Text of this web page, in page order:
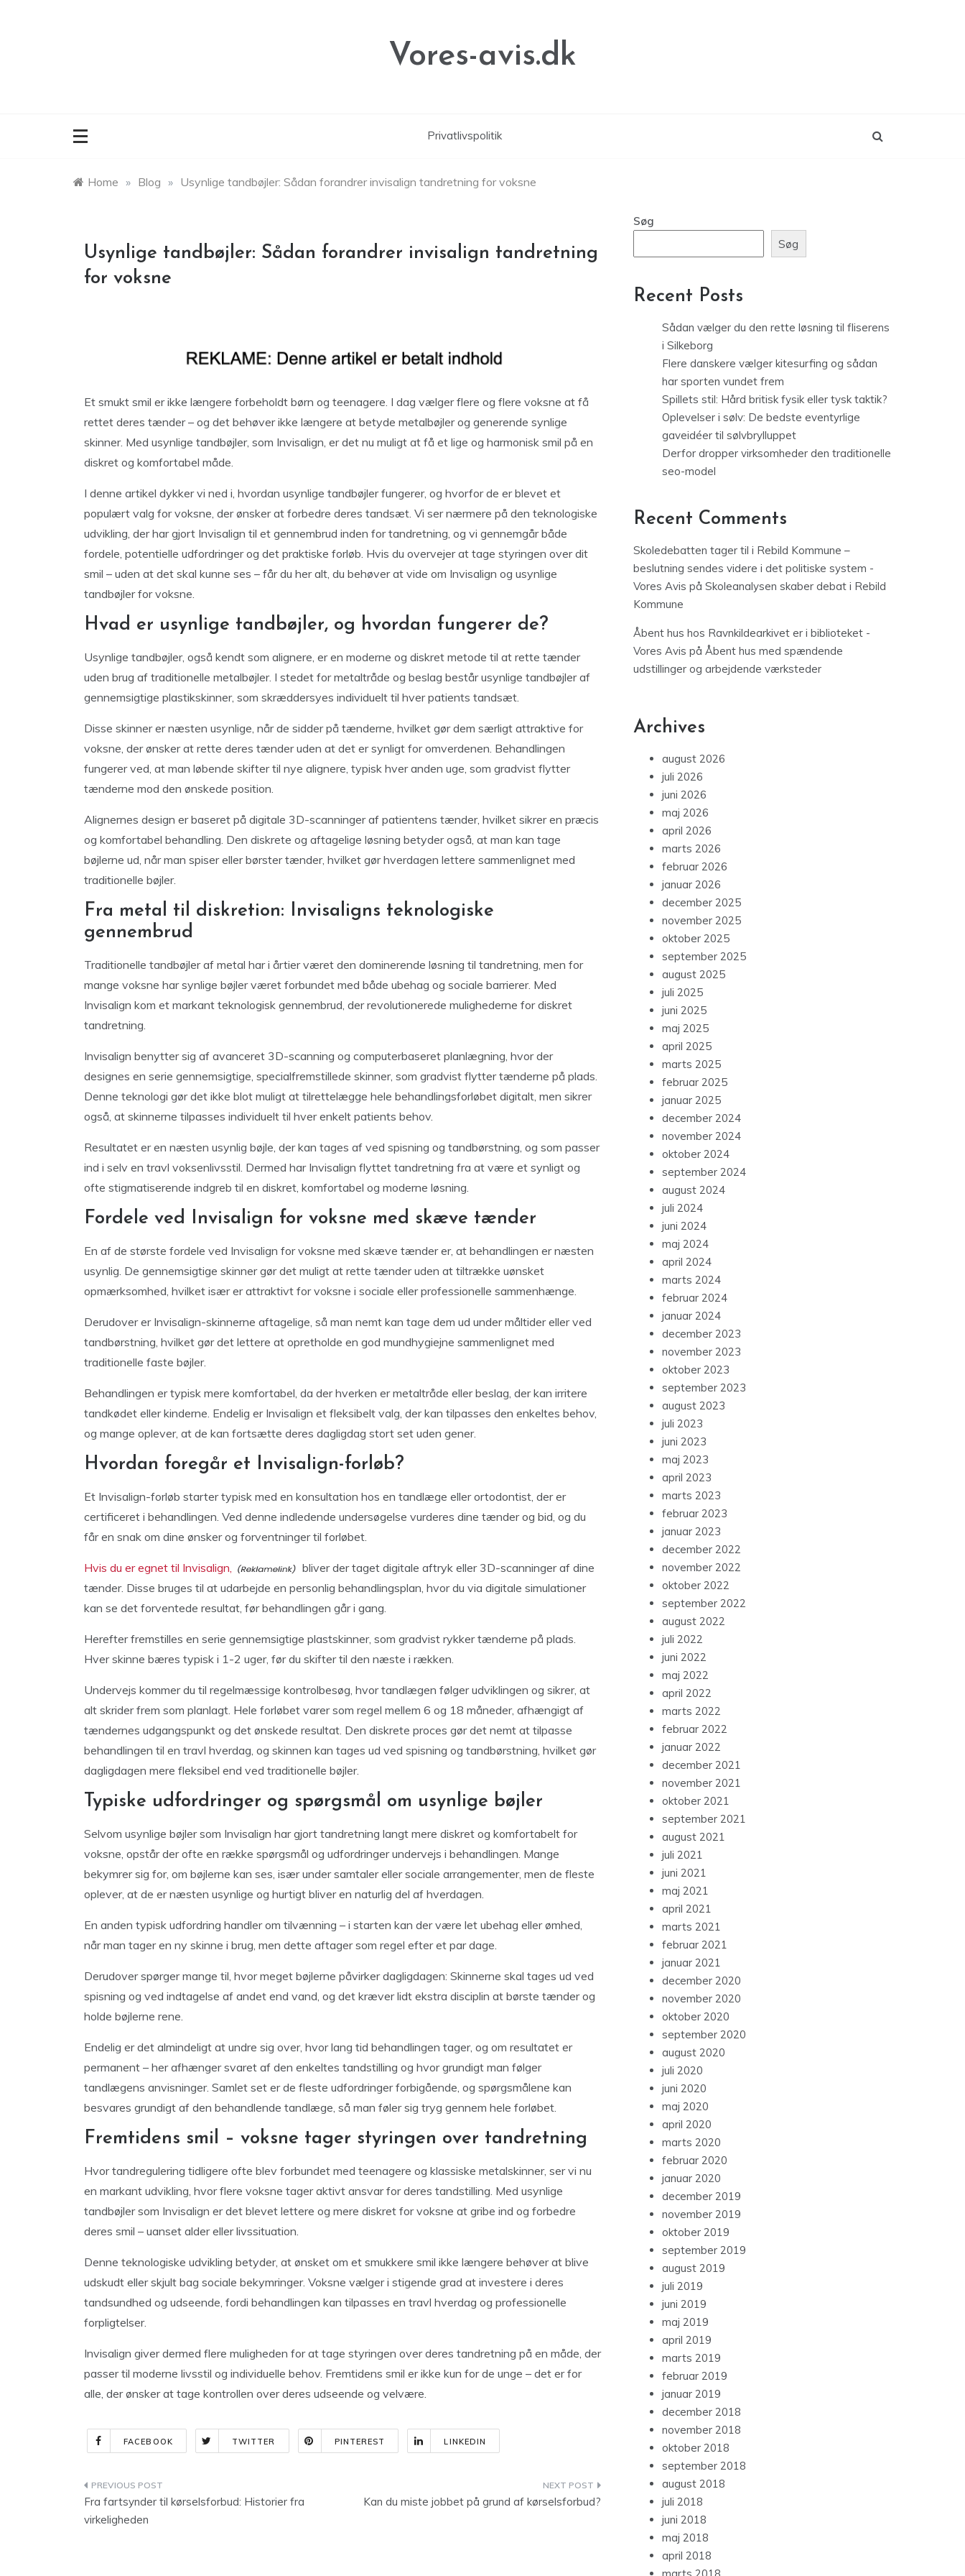
Vores-avis.dk
Privatlivspolitik
Home » Blog » Usynlige tandbøjler: Sådan forandrer invisalign tandretning for voksne
Usynlige tandbøjler: Sådan forandrer invisalign tandretning
for voksne
Et smukt smil er ikke længere forbeholdt børn og teenagere. I dag vælger flere og flere voksne at få
rettet deres tænder – og det behøver ikke længere at betyde metalbøjler og generende synlige
skinner. Med usynlige tandbøjler, som Invisalign, er det nu muligt at få et lige og harmonisk smil på en
diskret og komfortabel måde.
I denne artikel dykker vi ned i, hvordan usynlige tandbøjler fungerer, og hvorfor de er blevet et
populært valg for voksne, der ønsker at forbedre deres tandsæt. Vi ser nærmere på den teknologiske
udvikling, der har gjort Invisalign til et gennembrud inden for tandretning, og vi gennemgår både
fordele, potentielle udfordringer og det praktiske forløb. Hvis du overvejer at tage styringen over dit
smil – uden at det skal kunne ses – får du her alt, du behøver at vide om Invisalign og usynlige
tandbøjler for voksne.
Hvad er usynlige tandbøjler, og hvordan fungerer de?
Usynlige tandbøjler, også kendt som alignere, er en moderne og diskret metode til at rette tænder
uden brug af traditionelle metalbøjler. I stedet for metaltråde og beslag består usynlige tandbøjler af
gennemsigtige plastikskinner, som skræddersyes individuelt til hver patients tandsæt.
Disse skinner er næsten usynlige, når de sidder på tænderne, hvilket gør dem særligt attraktive for
voksne, der ønsker at rette deres tænder uden at det er synligt for omverdenen. Behandlingen
fungerer ved, at man løbende skifter til nye alignere, typisk hver anden uge, som gradvist flytter
tænderne mod den ønskede position.
Alignernes design er baseret på digitale 3D-scanninger af patientens tænder, hvilket sikrer en præcis
og komfortabel behandling. Den diskrete og aftagelige løsning betyder også, at man kan tage
bøjlerne ud, når man spiser eller børster tænder, hvilket gør hverdagen lettere sammenlignet med
traditionelle bøjler.
Fra metal til diskretion: Invisaligns teknologiske
gennembrud
Traditionelle tandbøjler af metal har i årtier været den dominerende løsning til tandretning, men for
mange voksne har synlige bøjler været forbundet med både ubehag og sociale barrierer. Med
Invisalign kom et markant teknologisk gennembrud, der revolutionerede mulighederne for diskret
tandretning.
Invisalign benytter sig af avanceret 3D-scanning og computerbaseret planlægning, hvor der
designes en serie gennemsigtige, specialfremstillede skinner, som gradvist flytter tænderne på plads.
Denne teknologi gør det ikke blot muligt at tilrettelægge hele behandlingsforløbet digitalt, men sikrer
også, at skinnerne tilpasses individuelt til hver enkelt patients behov.
Resultatet er en næsten usynlig bøjle, der kan tages af ved spisning og tandbørstning, og som passer
ind i selv en travl voksenlivsstil. Dermed har Invisalign flyttet tandretning fra at være et synligt og
ofte stigmatiserende indgreb til en diskret, komfortabel og moderne løsning.
Fordele ved Invisalign for voksne med skæve tænder
En af de største fordele ved Invisalign for voksne med skæve tænder er, at behandlingen er næsten
usynlig. De gennemsigtige skinner gør det muligt at rette tænder uden at tiltrække uønsket
opmærksomhed, hvilket især er attraktivt for voksne i sociale eller professionelle sammenhænge.
Derudover er Invisalign-skinnerne aftagelige, så man nemt kan tage dem ud under måltider eller ved
tandbørstning, hvilket gør det lettere at opretholde en god mundhygiejne sammenlignet med
traditionelle faste bøjler.
Behandlingen er typisk mere komfortabel, da der hverken er metaltråde eller beslag, der kan irritere
tandkødet eller kinderne. Endelig er Invisalign et fleksibelt valg, der kan tilpasses den enkeltes behov,
og mange oplever, at de kan fortsætte deres dagligdag stort set uden gener.
Hvordan foregår et Invisalign-forløb?
Et Invisalign-forløb starter typisk med en konsultation hos en tandlæge eller ortodontist, der er
certificeret i behandlingen. Ved denne indledende undersøgelse vurderes dine tænder og bid, og du
får en snak om dine ønsker og forventninger til forløbet.
Hvis du er egnet til Invisalign,
bliver der taget digitale aftryk eller 3D-scanninger af dine
tænder. Disse bruges til at udarbejde en personlig behandlingsplan, hvor du via digitale simulationer
kan se det forventede resultat, før behandlingen går i gang.
Herefter fremstilles en serie gennemsigtige plastskinner, som gradvist rykker tænderne på plads.
Hver skinne bæres typisk i 1-2 uger, før du skifter til den næste i rækken.
Undervejs kommer du til regelmæssige kontrolbesøg, hvor tandlægen følger udviklingen og sikrer, at
alt skrider frem som planlagt. Hele forløbet varer som regel mellem 6 og 18 måneder, afhængigt af
tændernes udgangspunkt og det ønskede resultat. Den diskrete proces gør det nemt at tilpasse
behandlingen til en travl hverdag, og skinnen kan tages ud ved spisning og tandbørstning, hvilket gør
dagligdagen mere fleksibel end ved traditionelle bøjler.
Typiske udfordringer og spørgsmål om usynlige bøjler
Selvom usynlige bøjler som Invisalign har gjort tandretning langt mere diskret og komfortabelt for
voksne, opstår der ofte en række spørgsmål og udfordringer undervejs i behandlingen. Mange
bekymrer sig for, om bøjlerne kan ses, især under samtaler eller sociale arrangementer, men de fleste
oplever, at de er næsten usynlige og hurtigt bliver en naturlig del af hverdagen.
En anden typisk udfordring handler om tilvænning – i starten kan der være let ubehag eller ømhed,
når man tager en ny skinne i brug, men dette aftager som regel efter et par dage.
Derudover spørger mange til, hvor meget bøjlerne påvirker dagligdagen: Skinnerne skal tages ud ved
spisning og ved indtagelse af andet end vand, og det kræver lidt ekstra disciplin at børste tænder og
holde bøjlerne rene.
Endelig er det almindeligt at undre sig over, hvor lang tid behandlingen tager, og om resultatet er
permanent – her afhænger svaret af den enkeltes tandstilling og hvor grundigt man følger
tandlægens anvisninger. Samlet set er de fleste udfordringer forbigående, og spørgsmålene kan
besvares grundigt af den behandlende tandlæge, så man føler sig tryg gennem hele forløbet.
Fremtidens smil – voksne tager styringen over tandretning
Hvor tandregulering tidligere ofte blev forbundet med teenagere og klassiske metalskinner, ser vi nu
en markant udvikling, hvor flere voksne tager aktivt ansvar for deres tandstilling. Med usynlige
tandbøjler som Invisalign er det blevet lettere og mere diskret for voksne at gribe ind og forbedre
deres smil – uanset alder eller livssituation.
Denne teknologiske udvikling betyder, at ønsket om et smukkere smil ikke længere behøver at blive
udskudt eller skjult bag sociale bekymringer. Voksne vælger i stigende grad at investere i deres
tandsundhed og udseende, fordi behandlingen kan tilpasses en travl hverdag og professionelle
forpligtelser.
Invisalign giver dermed flere muligheden for at tage styringen over deres tandretning på en måde, der
passer til moderne livsstil og individuelle behov. Fremtidens smil er ikke kun for de unge – det er for
alle, der ønsker at tage kontrollen over deres udseende og velvære.
FACEBOOK TWITTER PINTEREST LINKEDIN
Indlægsnavigation
Fra fartsynder til kørselsforbud: Historier fra
virkeligheden
Kan du miste jobbet på grund af kørselsforbud?
Søg
Søg
Recent Posts
Sådan vælger du den rette løsning til fliserens
i Silkeborg
Flere danskere vælger kitesurfing og sådan
har sporten vundet frem
Spillets stil: Hård britisk fysik eller tysk taktik?
Oplevelser i sølv: De bedste eventyrlige
gaveidéer til sølvbrylluppet
Derfor dropper virksomheder den traditionelle
seo-model
Recent Comments
Skoledebatten tager til i Rebild Kommune –
beslutning sendes videre i det politiske system -
Vores Avis på Skoleanalysen skaber debat i Rebild
Kommune
Åbent hus hos Ravnkildearkivet er i biblioteket -
Vores Avis på Åbent hus med spændende
udstillinger og arbejdende værksteder
Archives
august 2026
juli 2026
juni 2026
maj 2026
april 2026
marts 2026
februar 2026
januar 2026
december 2025
november 2025
oktober 2025
september 2025
august 2025
juli 2025
juni 2025
maj 2025
april 2025
marts 2025
februar 2025
januar 2025
december 2024
november 2024
oktober 2024
september 2024
august 2024
juli 2024
juni 2024
maj 2024
april 2024
marts 2024
februar 2024
januar 2024
december 2023
november 2023
oktober 2023
september 2023
august 2023
juli 2023
juni 2023
maj 2023
april 2023
marts 2023
februar 2023
januar 2023
december 2022
november 2022
oktober 2022
september 2022
august 2022
juli 2022
juni 2022
maj 2022
april 2022
marts 2022
februar 2022
januar 2022
december 2021
november 2021
oktober 2021
september 2021
august 2021
juli 2021
juni 2021
maj 2021
april 2021
marts 2021
februar 2021
januar 2021
december 2020
november 2020
oktober 2020
september 2020
august 2020
juli 2020
juni 2020
maj 2020
april 2020
marts 2020
februar 2020
januar 2020
december 2019
november 2019
oktober 2019
september 2019
august 2019
juli 2019
juni 2019
maj 2019
april 2019
marts 2019
februar 2019
januar 2019
december 2018
november 2018
oktober 2018
september 2018
august 2018
juli 2018
juni 2018
maj 2018
april 2018